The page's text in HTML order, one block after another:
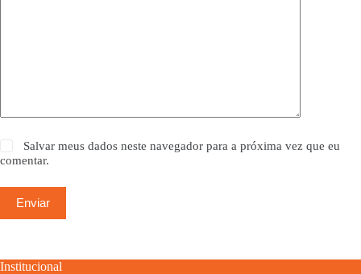
Salvar meus dados neste navegador para a próxima vez que eu
comentar.
Enviar
Institucional